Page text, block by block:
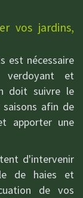
vos jardins,
est nécessaire
verdoyant et
doit suivre le
afin de
apporter une
d'intervenir
de haies et
de vos